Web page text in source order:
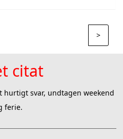
>
citat
svar, undtagen weekend
ferie.